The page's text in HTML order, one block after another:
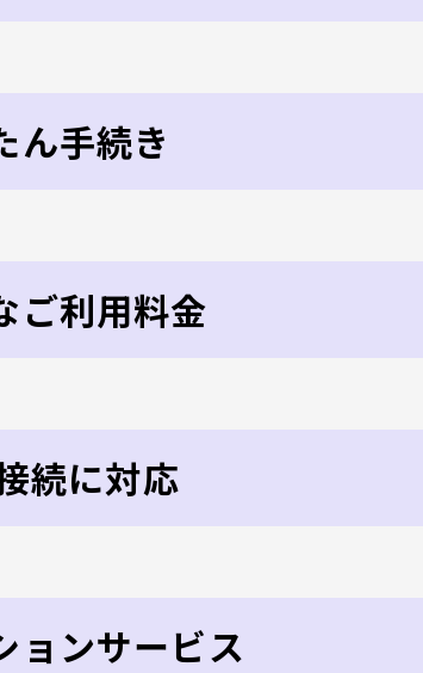
ん手続き
ご利用料金
続に対応
ョンサービス